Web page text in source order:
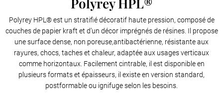
Polyrey HPL® est un stratifié décoratif haute pression, composé de
couches de papier kraft et d’un décor imprégnés de résines. Il propose
une surface dense, non poreuse,antibactérienne, résistante aux
rayures, chocs, taches et chaleur, adaptée aux usages verticaux
comme horizontaux. Facilement cintrable, il est disponible en
plusieurs formats et épaisseurs, il existe en version standard,
postformable ou ignifuge selon les besoins.